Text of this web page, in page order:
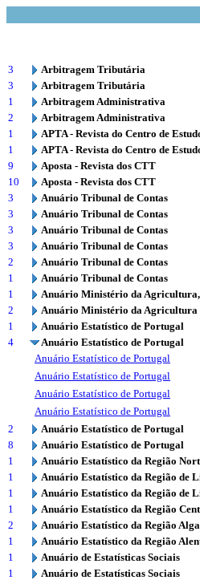
3
Arbitragem Tributária
3
Arbitragem Tributária
1
Arbitragem Administrativa
2
Arbitragem Administrativa
1
APTA - Revista do Centro de
1
APTA - Revista do Centro de
9
Aposta - Revista dos CTT
10
Aposta - Revista dos CTT
3
Anuário Tribunal de Contas
3
Anuário Tribunal de Contas
3
Anuário Tribunal de Contas
3
Anuário Tribunal de Contas
2
Anuário Tribunal de Contas
1
Anuário Tribunal de Contas
1
Anuário Ministério da Agricultura,
2
Anuário Ministério da Agricultura
1
Anuário Estatístico de Portugal
4
Anuário Estatístico de Portugal
Anuário Estatístico de Portugal
Anuário Estatístico de Portugal
Anuário Estatístico de Portugal
Anuário Estatístico de Portugal
2
Anuário Estatístico de Portugal
8
Anuário Estatístico de Portugal
1
Anuário Estatístico da Região
1
Anuário Estatístico da Região de
1
Anuário Estatístico da Região de
1
Anuário Estatístico da Região
2
Anuário Estatístico da Região
1
Anuário Estatístico da Região
1
Anuário de Estatísticas Sociais
1
Anuário de Estatísticas Sociais